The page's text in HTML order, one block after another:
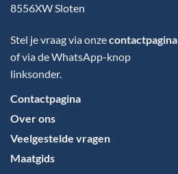
8556XW Sloten
Stel je vraag via onzecontactpagina
of via de WhatsApp-knop
linksonder.
Contactpagina
Over ons
Veelgestelde vragen
Maatgids